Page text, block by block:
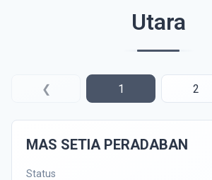
Utara
❮ 1 2
MAS SETIA PERADABAN
Status